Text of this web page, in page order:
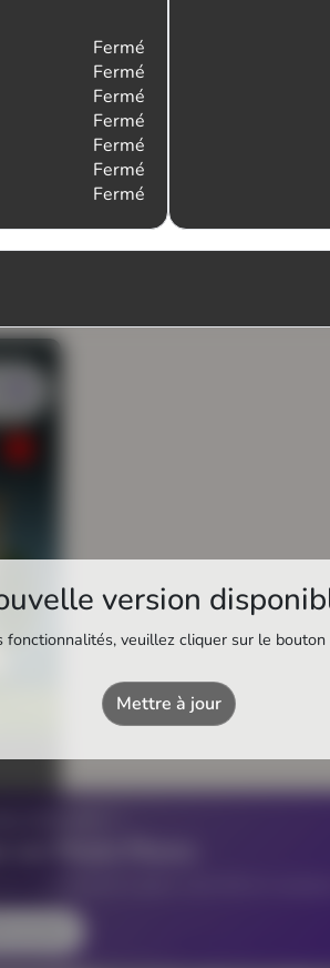
Fermé
Fermé
Fermé
Fermé
Fermé
Fermé
Fermé